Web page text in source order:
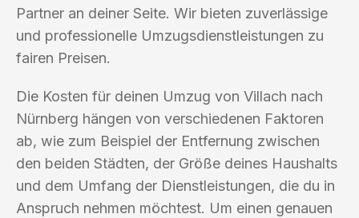
Partner an deiner Seite. Wir bieten zuverlässige
und professionelle Umzugsdienstleistungen zu
fairen Preisen.
Die Kosten für deinen Umzug von Villach nach
Nürnberg hängen von verschiedenen Faktoren
ab, wie zum Beispiel der Entfernung zwischen
den beiden Städten, der Größe deines Haushalts
und dem Umfang der Dienstleistungen, die du in
Anspruch nehmen möchtest. Um einen genauen